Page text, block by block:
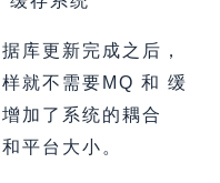
库更新完成之后，
就不需要MQ 和 缓
加了系统的耦合
平台大小。